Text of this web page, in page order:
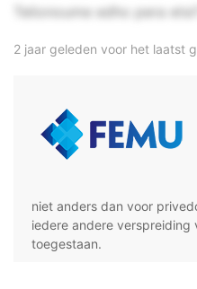
Telionoume edho pera etsi?
2 jaar geleden voor het laatst
niet anders dan voor
iedere andere
toegestaan.